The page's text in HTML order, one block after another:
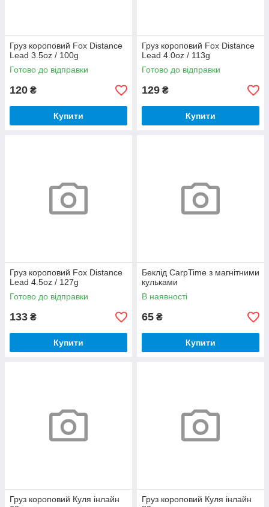
Груз короповий Fox Distance
Lead 3.5oz / 100g
Готово до відправки
120 ₴
Купити
Груз короповий Fox Distance
Lead 4.0oz / 113g
Готово до відправки
129 ₴
Купити
Груз короповий Fox Distance
Lead 4.5oz / 127g
Готово до відправки
133 ₴
Купити
Беклід CarpTime з магнітними
кульками
В наявності
65 ₴
Купити
Груз короповий Куля інлайн
Груз короповий Куля інлайн